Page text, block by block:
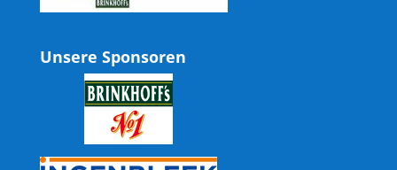
Unsere Sponsoren